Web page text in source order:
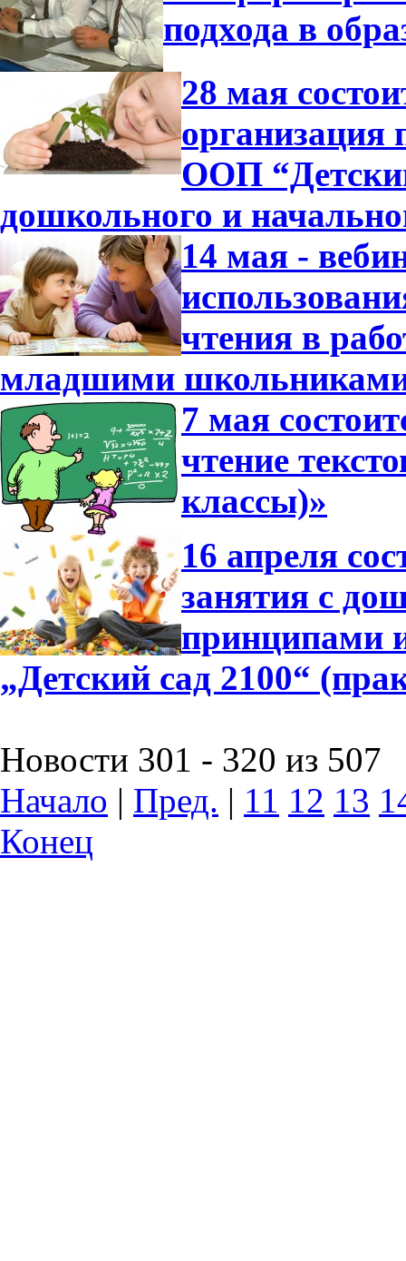
подхода в
28 мая
организация
ООП
дошкольного и
14 мая -
чтения в
младшими
7 мая
чтение
классы)»
16 апреля
занятия с
принципами
„Детский сад 2100“
Новости 301 - 320 из 507
Начало | Пред. | 11 12 13
Конец